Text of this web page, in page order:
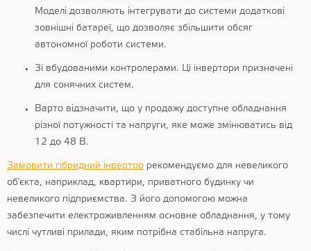
Моделі дозволяють інтегрувати до системи додаткові
зовнішні батареї, що дозволяє збільшити обсяг
автономної роботи системи.
Зі вбудованими контролерами. Ці інвертори призначені
для сонячних систем.
Варто відзначити, що у продажу доступне обладнання
різної потужності та напруги, яке може змінюватись від
12 до 48 В.
Замовити гібридний інвертор рекомендуємо для невеликого
об'єкта, наприклад, квартири, приватного будинку чи
невеликого підприємства. З його допомогою можна
забезпечити електроживленням основне обладнання, у тому
числі чутливі прилади, яким потрібна стабільна напруга.